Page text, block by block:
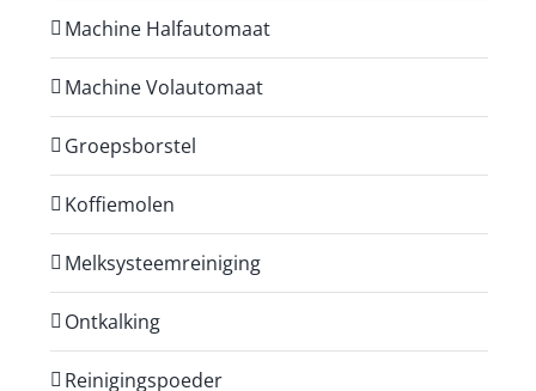
Machine Halfautomaat
Machine Volautomaat
Groepsborstel
Koffiemolen
Melksysteemreiniging
Ontkalking
Reinigingspoeder